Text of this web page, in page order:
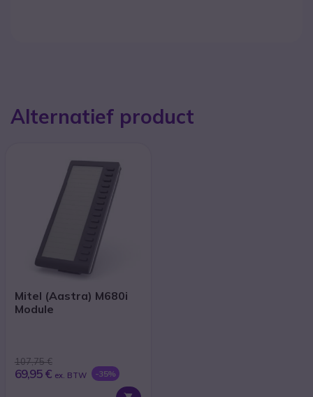
Alternatief product
Mitel (Aastra) M680i
Module
107,75 €
69,95 € ex. BTW -35%